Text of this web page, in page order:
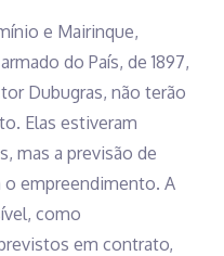
e Mairinque,
do País, de 1897,
Dubugras, não terão
Elas estiveram
mas a previsão de
o empreendimento. A
como
em contrato,